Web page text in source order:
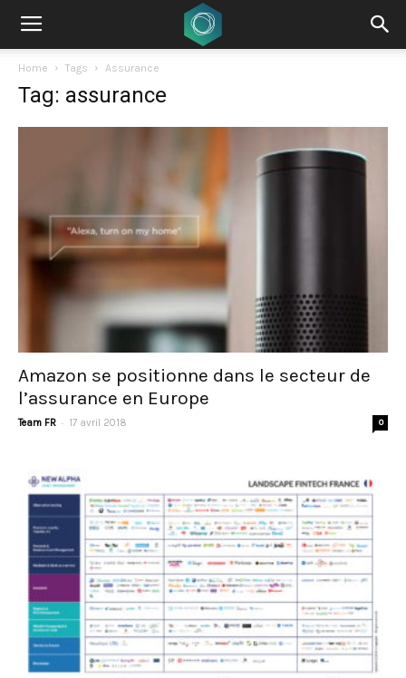
Home Tags Assurance
Tag: assurance
Amazon se positionne dans le secteur de
l’assurance en Europe
Team FR - 17 avril 2018 0